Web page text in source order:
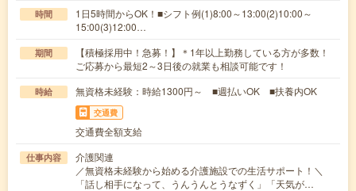
時間
1日5時間からOK！■シフト例(1)8:00～13:00(2)10:00～
15:00(3)12:00…
期間
【積極採用中！急募！】＊1年以上勤務している方が多数！
ご応募から最短2～3日後の就業も相談可能です！
時給 無資格未経験：時給1300円～ ■週払いOK ■扶養内OK
交通費
交通費全額支給
仕事内容
介護関連
／無資格未経験から始める介護施設での生活サポート！＼
「話し相手になって、うんうんとうなずく」「天気が…